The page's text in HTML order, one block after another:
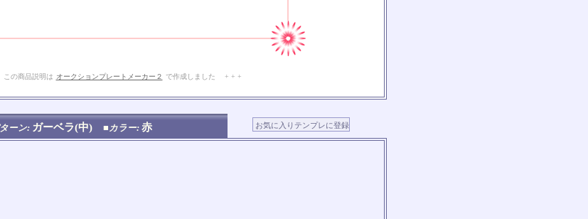
の商品説明は オークションプレートメーカー２ で作成しました + + +
ーン: ガーベラ(中) ■カラー: 赤